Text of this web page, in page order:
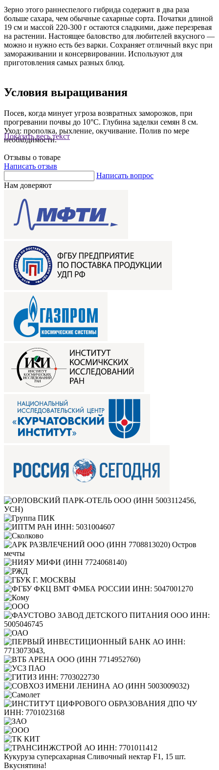
Показать весь текст
Зерно этого раннеспелого гибрида содержит в два раза
больше сахара, чем обычные сахарные сорта. Початки длиной
19 см и массой 220-300 г остаются сладкими, даже перезревая
на растении. Настоящее баловство для любителей вкусного —
можно и нужно есть без варки. Сохраняет отличный вкус при
замораживании и консервировании. Используют для
приготовления самых разных блюд.
Условия выращивания
Посев, когда минует угроза возвратных заморозков, при
прогревании почвы до 10°С. Глубина заделки семян 8 см.
Уход: прополка, рыхление, окучивание. Полив по мере
необходимости.
Отзывы о товаре
Написать отзыв
Написать вопрос
Нам доверяют
Кукуруза суперсахарная Сливочный нектар F1, 15 шт.
Вкуснятина!